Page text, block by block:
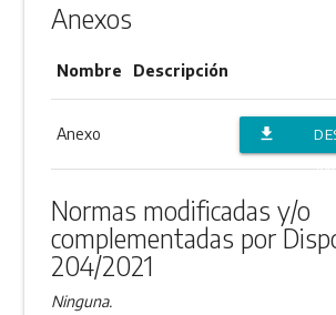
Anexos
Nombre Descripción
Anexo file_download
Normas modificadas y/o
complementadas por
204/2021
Ninguna.